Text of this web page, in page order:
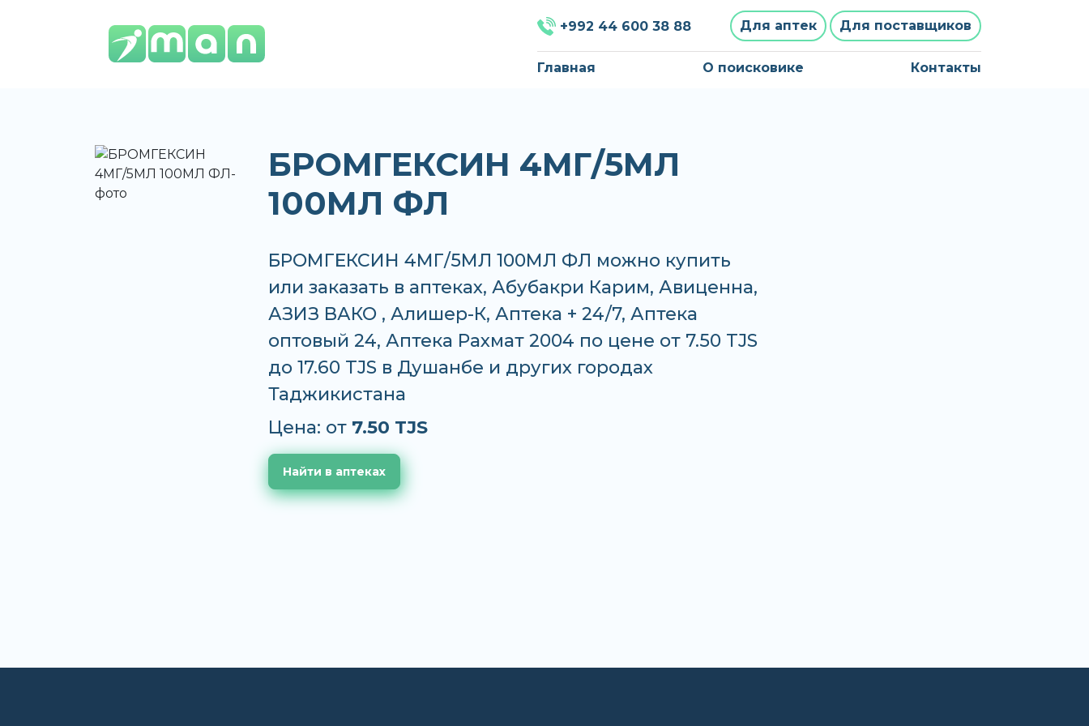
+992 44 600 38 88 Для аптек Для поставщиков
Главная О поисковике Контакты
БРОМГЕКСИН 4МГ/5МЛ
100МЛ ФЛ
БРОМГЕКСИН 4МГ/5МЛ 100МЛ ФЛ можно купить
или заказать в аптеках, Абубакри Карим, Авиценна,
АЗИЗ ВАКО , Алишер-К, Аптека + 24/7, Аптека
оптовый 24, Аптека Рахмат 2004 по цене от 7.50 TJS
до 17.60 TJS в Душанбе и других городах
Таджикистана
Цена: от 7.50 TJS
Найти в аптеках